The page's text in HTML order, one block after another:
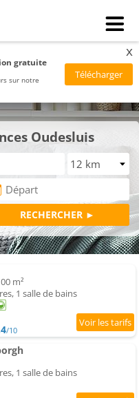
gratuite
sur notre
x
Oudesluis
m²
1 salle de bains
/10
1 salle de bains